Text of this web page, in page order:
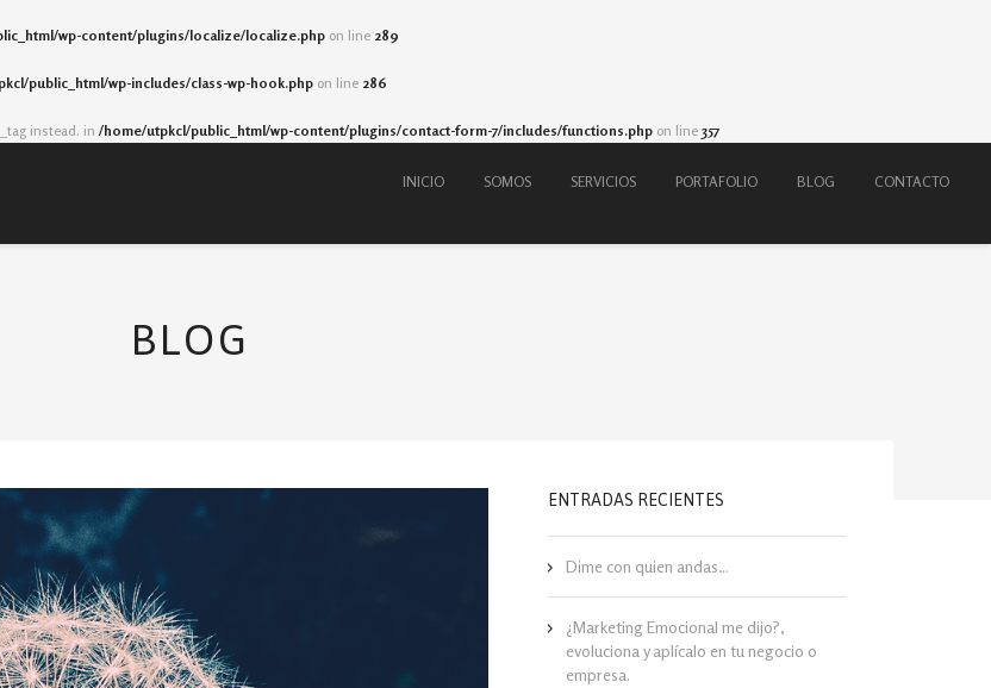
wp-content/plugins/localize/localize.php on line 289
public_html/wp-includes/class-wp-hook.php on line 286
instead. in /home/utpkcl/public_html/wp-content/plugins/contact-form-7/includes/functions.php on line 357
INICIO SOMOS SERVICIOS PORTAFOLIO BLOG CONTACTO
BLOG
ENTRADAS RECIENTES
Dime con quien andas…
¿Marketing Emocional me dijo?,
evoluciona y aplícalo en tu negocio o
empresa.